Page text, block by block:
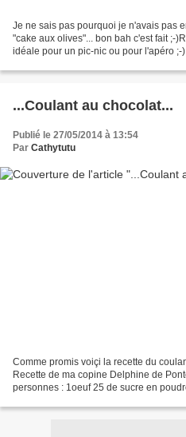
Je ne sais pas pourquoi je n'avais pas
"cake aux olives"... bon bah c'est fait ;-
idéale pour un pic-nic ou pour l'apéro ;-
...Coulant au chocolat...
Publié le 27/05/2014 à 13:54
Par Cathytutu
Comme promis voiçi la recette du
Recette de ma copine Delphine de
personnes : 1oeuf 25 de sucre en